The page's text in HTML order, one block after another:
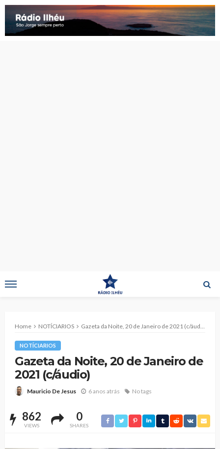
Home NOTÍCIARIOS Gazeta da Noite, 20 de Janeiro de 2021 (c/áudio)
NOTÍCIARIOS
Gazeta da Noite, 20 de Janeiro de
2021 (c/áudio)
Mauricio De Jesus 6 anos atrás No tags
862
VIEWS
0
SHARES